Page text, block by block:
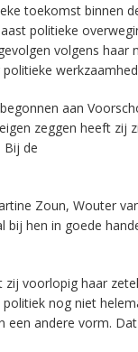
toekomst binnen
politieke
volgens haar
aan
zeggen heeft zij
Bij de
Zoun, Wouter
bij hen in goede
voorlopig haar
nog niet
een andere vorm.